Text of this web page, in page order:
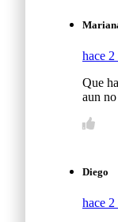
hace 2
Que
aun
Diego
hace 2